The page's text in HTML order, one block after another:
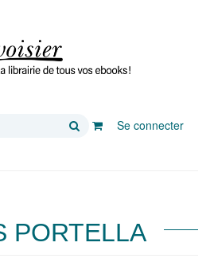
Rechercher
Se connecter
PORTELLA